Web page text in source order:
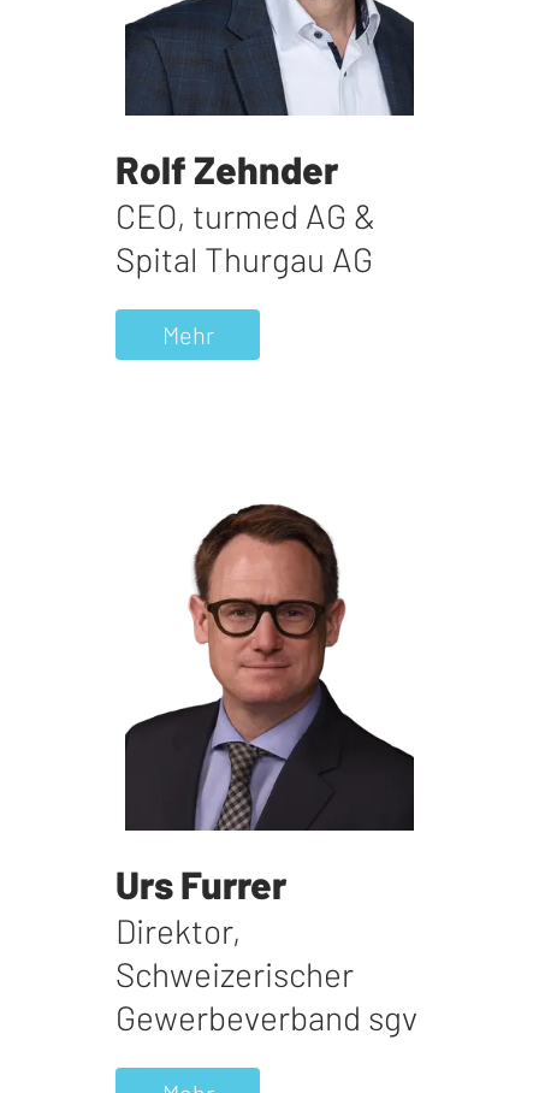
Rolf Zehnder
CEO, turmed AG &
Spital Thurgau AG
Mehr
Urs Furrer
Direktor,
Schweizerischer
Gewerbeverband sgv